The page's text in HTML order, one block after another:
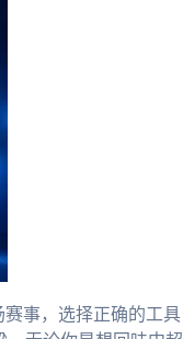
赛事，选择正确的工具